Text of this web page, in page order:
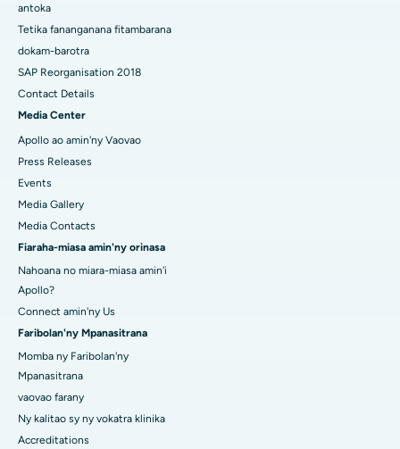
antoka
Tetika fananganana fitambarana
dokam-barotra
SAP Reorganisation 2018
Contact Details
Media Center
Apollo ao amin'ny Vaovao
Press Releases
Events
Media Gallery
Media Contacts
Fiaraha-miasa amin'ny orinasa
Nahoana no miara-miasa amin'i
Apollo?
Connect amin'ny Us
Faribolan'ny Mpanasitrana
Momba ny Faribolan'ny
Mpanasitrana
vaovao farany
Ny kalitao sy ny vokatra klinika
Accreditations